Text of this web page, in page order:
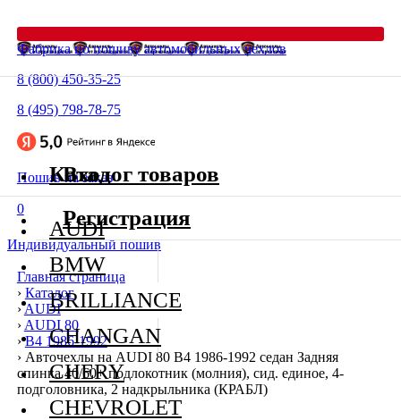
Фабрика по пошиву автомобильных чехлов
8 (800) 450-35-25
8 (495) 798-78-75
Пошив на заказ
0
Индивидуальный пошив
Главная страница
› Каталог
›AUDI
› AUDI 80
› В4 1986-1992
› Авточехлы на AUDI 80 В4 1986-1992 седан Задняя
спинка 40/60+ подлокотник (молния), сид. единое, 4-
подголовника, 2 надкрыльника (КРАБЛ)
Каталог товаров
AUDI
BMW
BRILLIANCE
CHANGAN
CHERY
CHEVROLET
Вход
Регистрация